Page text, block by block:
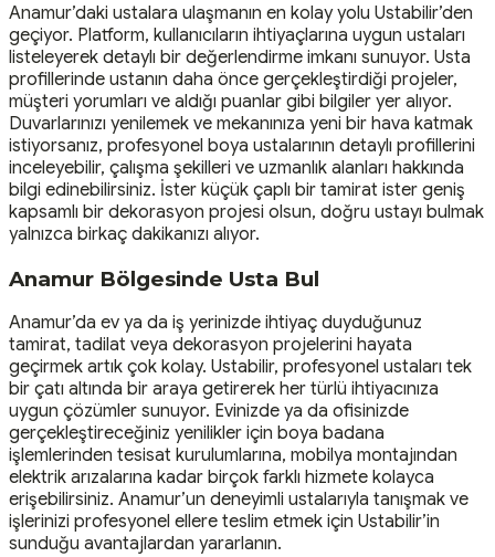
Anamur’daki ustalara ulaşmanın en kolay yolu Ustabilir’den
geçiyor. Platform, kullanıcıların ihtiyaçlarına uygun ustaları
listeleyerek detaylı bir değerlendirme imkanı sunuyor. Usta
profillerinde ustanın daha önce gerçekleştirdiği projeler,
müşteri yorumları ve aldığı puanlar gibi bilgiler yer alıyor.
Duvarlarınızı yenilemek ve mekanınıza yeni bir hava katmak
istiyorsanız, profesyonel boya ustalarının detaylı profillerini
inceleyebilir, çalışma şekilleri ve uzmanlık alanları hakkında
bilgi edinebilirsiniz. İster küçük çaplı bir tamirat ister geniş
kapsamlı bir dekorasyon projesi olsun, doğru ustayı bulmak
yalnızca birkaç dakikanızı alıyor.
Anamur Bölgesinde Usta Bul
Anamur’da ev ya da iş yerinizde ihtiyaç duyduğunuz
tamirat, tadilat veya dekorasyon projelerini hayata
geçirmek artık çok kolay. Ustabilir, profesyonel ustaları tek
bir çatı altında bir araya getirerek her türlü ihtiyacınıza
uygun çözümler sunuyor. Evinizde ya da ofisinizde
gerçekleştireceğiniz yenilikler için boya badana
işlemlerinden tesisat kurulumlarına, mobilya montajından
elektrik arızalarına kadar birçok farklı hizmete kolayca
erişebilirsiniz. Anamur’un deneyimli ustalarıyla tanışmak ve
işlerinizi profesyonel ellere teslim etmek için Ustabilir’in
sunduğu avantajlardan yararlanın.